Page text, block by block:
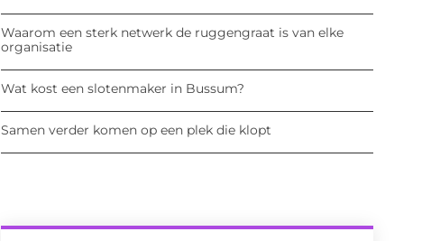
Waarom een sterk netwerk de ruggengraat is van elke
organisatie
Wat kost een slotenmaker in Bussum?
Samen verder komen op een plek die klopt